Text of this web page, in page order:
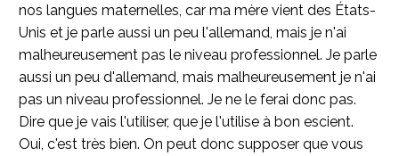
nos langues maternelles, car ma mère vient des États-
Unis et je parle aussi un peu l'allemand, mais je n'ai
malheureusement pas le niveau professionnel. Je parle
aussi un peu d'allemand, mais malheureusement je n'ai
pas un niveau professionnel. Je ne le ferai donc pas.
Dire que je vais l'utiliser, que je l'utilise à bon escient.
Oui, c'est très bien. On peut donc supposer que vous